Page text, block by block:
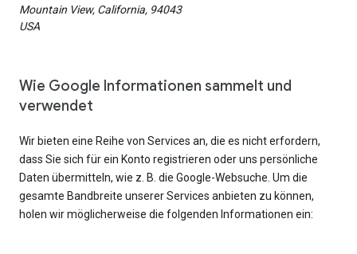
Mountain View, California, 94043
USA
Wie Google Informationen sammelt und
verwendet
Wir bieten eine Reihe von Services an, die es nicht erfordern,
dass Sie sich für ein Konto registrieren oder uns persönliche
Daten übermitteln, wie z. B. die Google-Websuche. Um die
gesamte Bandbreite unserer Services anbieten zu können,
holen wir möglicherweise die folgenden Informationen ein: